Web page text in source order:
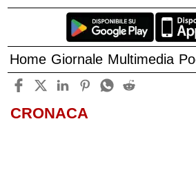
Home Giornale Multimedia
CRONACA